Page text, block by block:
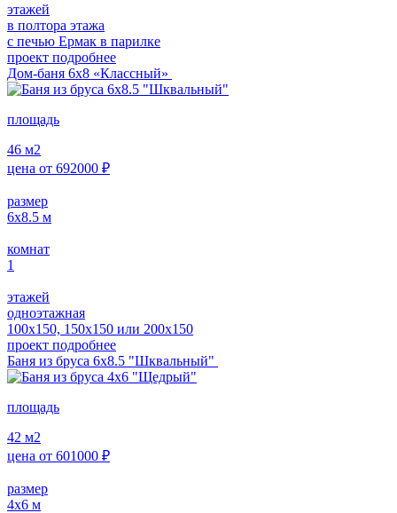
этажей
в полтора этажа
с печью Ермак в парилке
проект подробнее
Дом-баня 6х8 «Классный»
площадь
46 м2
цена от 692000 ₽
размер
6x8.5 м
комнат
1
этажей
одноэтажная
100х150, 150х150 или 200х150
проект подробнее
Баня из бруса 6x8.5 "Шквальный"
площадь
42 м2
цена от 601000 ₽
размер
4x6 м